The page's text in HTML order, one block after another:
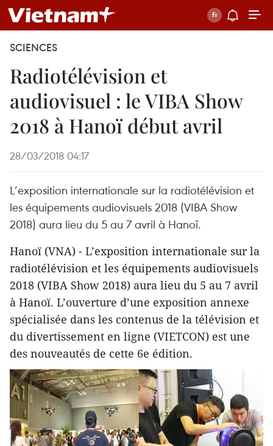
SCIENCES
Radiotélévision et
audiovisuel : le VIBA Show
2018 à Hanoï début avril
28/03/2018 04:17
L’exposition internationale sur la radiotélévision et
les équipements audiovisuels 2018 (VIBA Show
2018) aura lieu du 5 au 7 avril à Hanoï.
​Hanoï (VNA) - L’exposition internationale sur la
radiotélévision et les équipements audiovisuels
2018 (VIBA Show 2018) aura lieu du 5 au 7 avril
à Hanoï. L’ouverture d’une exposition annexe
spécialisée dans les contenus de la télévision et
du divertissement en ligne (VIETCON) est une
des nouveautés de cette 6e édition.